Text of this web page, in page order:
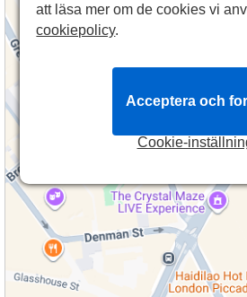
att läsa mer om de cookies vi
cookiepolicy.
Cookie-
Acceptera och